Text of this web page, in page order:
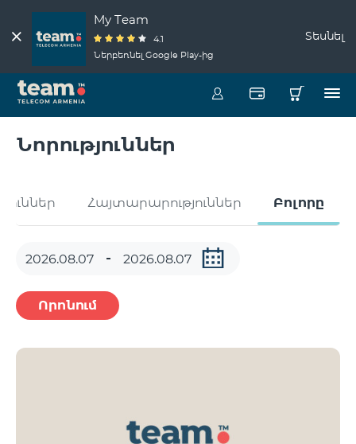
My Team
4.1
Ներբեռնել Google Play-ից
Տեսնել
Նորություններ
Հայտարարություններ Բոլորը
Որոնում